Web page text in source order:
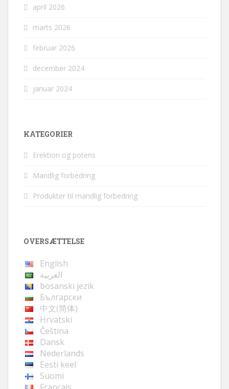
april 2026
marts 2026
februar 2026
december 2024
januar 2024
KATEGORIER
Erektion og potens
Mandlig forbedring
Produkter til mandlig forbedring
OVERSÆTTELSE
English
العربية
bosanski jezik
Български
中文(简体)
Hrvatski
Čeština
Dansk
Nederlands
Eesti keel
Suomi
Français